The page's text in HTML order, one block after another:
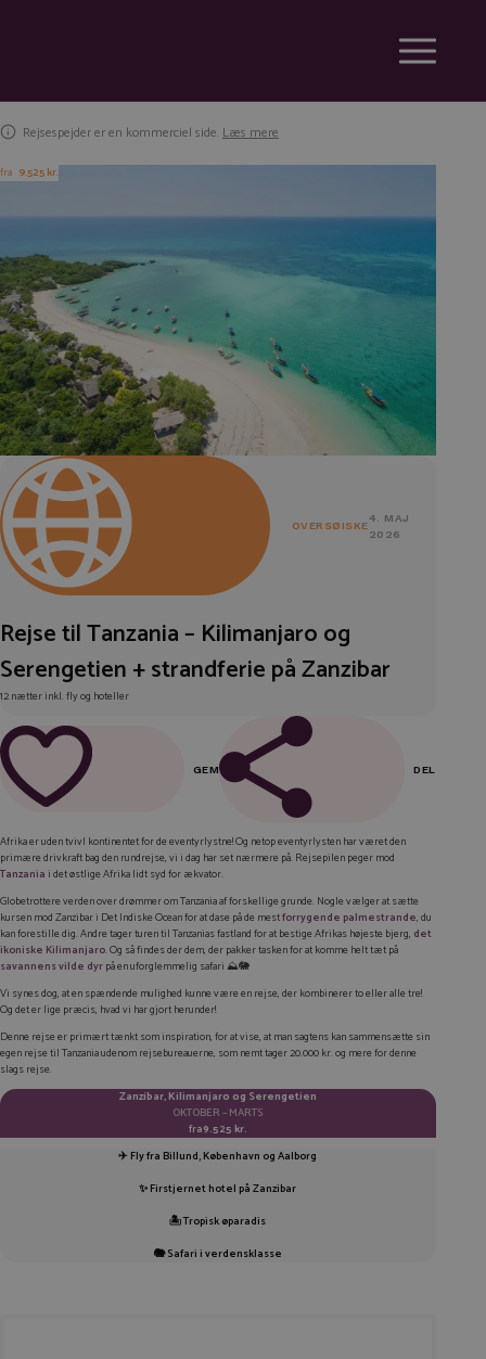
Rejsespejder er en kommerciel side. Læs mere
fra 9.525 kr.
OVERSØISKE
4. MAJ
2026
Rejse til Tanzania – Kilimanjaro og
Serengetien + strandferie på Zanzibar
12 nætter inkl. fly og hoteller
GEM DEL
LINKEDIN
TWITTER
E-MAIL
Afrika er uden tvivl kontinentet for de eventyrlystne! Og netop eventyrlysten har været den
primære drivkraft bag den rundrejse, vi i dag har set nærmere på. Rejsepilen peger mod
Tanzaniai det østlige Afrika lidt syd for ækvator.
Globetrottere verden over drømmer om Tanzania af forskellige grunde. Nogle vælger at sætte
kursen mod Zanzibar i Det Indiske Ocean for at dase på de mestforrygende palmestrande, du
kan forestille dig. Andre tager turen til Tanzanias fastland for at bestige Afrikas højeste bjerg, det
ikoniske Kilimanjaro. Og så findes der dem, der pakker tasken for at komme helt tæt på
savannens vilde dyrpå en uforglemmelig safari ⛰️🐘
Vi synes dog, at en spændende mulighed kunne være en rejse, der kombinerer to eller alle tre!
Og det er lige præcis, hvad vi har gjort herunder!
Denne rejse er primært tænkt som inspiration, for at vise, at man sagtens kan sammensætte sin
egen rejse til Tanzania udenom rejsebureauerne, som nemt tager 20.000 kr. og mere for denne
slags rejse.
Zanzibar, Kilimanjaro og Serengetien
OKTOBER – MARTS
fra9.525 kr.
✈️ Fly fra Billund, København og Aalborg
✨ Firstjernet hotel på Zanzibar
🏝️ Tropisk øparadis
🐘 Safari i verdensklasse